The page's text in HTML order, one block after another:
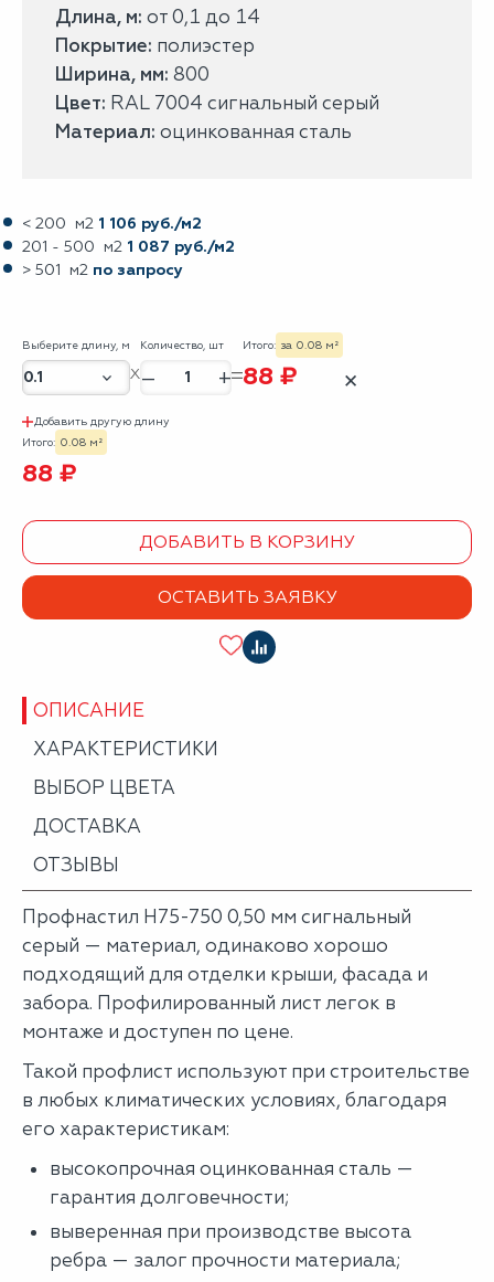
Длина, м: от 0,1 до 14
Покрытие: полиэстер
Ширина, мм: 800
Цвет: RAL 7004 сигнальный серый
Материал: оцинкованная сталь
< 200 м2 1 106 руб./м2
201 - 500 м2 1 087 руб./м2
> 501 м2 по запросу
Выберите длину, м Количество, шт
– +
Итого: за 0.08 м²
88 ₽ ✕
Добавить другую длину
Итого: 0.08 м²
88 ₽
ДОБАВИТЬ В КОРЗИНУ
ОСТАВИТЬ ЗАЯВКУ
ОПИСАНИЕ
ХАРАКТЕРИСТИКИ
ВЫБОР ЦВЕТА
ДОСТАВКА
ОТЗЫВЫ
Профнастил Н75-750 0,50 мм сигнальный
серый — материал, одинаково хорошо
подходящий для отделки крыши, фасада и
забора. Профилированный лист легок в
монтаже и доступен по цене.
Такой профлист используют при строительстве
в любых климатических условиях, благодаря
его характеристикам:
высокопрочная оцинкованная сталь —
гарантия долговечности;
выверенная при производстве высота
ребра — залог прочности материала;